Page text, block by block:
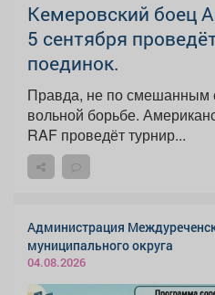
Кемеровский боец
5 сентября
поединок.
Правда, не по смешанным
вольной борьбе.
RAF проведёт турнир...
Администрация
муниципального округа
04.08.2026